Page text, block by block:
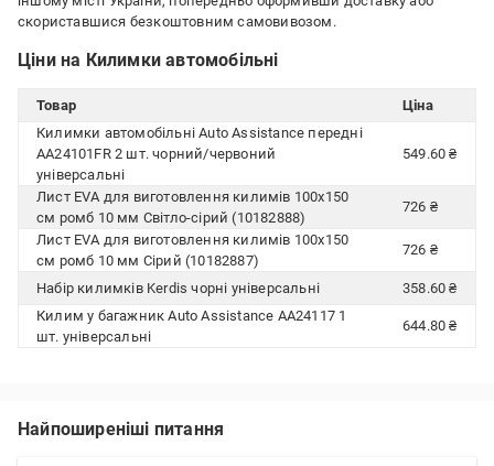
скориставшися безкоштовним самовивозом.
Ціни на Килимки автомобільні
Товар
Ціна
Килимки автомобільні Auto Assistance передні
AA24101FR 2 шт. чорний/червоний
універсальні
549.60 ₴
Лист EVA для виготовлення килимів 100х150
см ромб 10 мм Світло-сірий (10182888)
726 ₴
Лист EVA для виготовлення килимів 100х150
см ромб 10 мм Сірий (10182887)
726 ₴
Набір килимків Kerdis чорні універсальні
358.60 ₴
Килим у багажник Auto Assistance AA24117 1
шт. універсальні
644.80 ₴
Найпоширеніші питання